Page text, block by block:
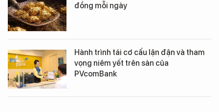
đồng mỗi ngày
Hành trình tái cơ cấu lận đận và tham
vọng niêm yết trên sàn của
PVcomBank